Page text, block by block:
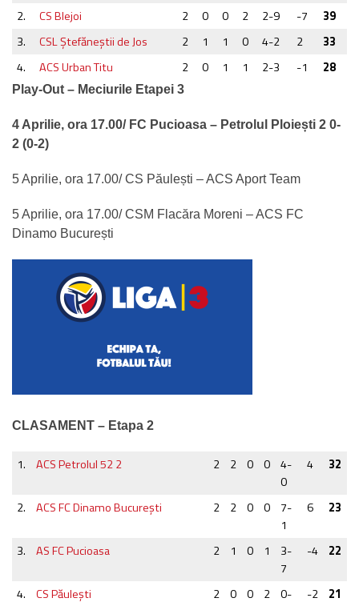
2.
CS Blejoi 2 0 0 2 2-9 -7
39
3.
CSL Ştefăneştii de Jos 2 1 1 0 4-2 2
33
4.
ACS Urban Titu 2 0 1 1 2-3 -1 28
Play-Out – Meciurile Etapei 3
4 Aprilie, ora 17.00/ FC Pucioasa – Petrolul Ploiești 2 0-
2 (0-2)
5 Aprilie, ora 17.00/ CS Păulești – ACS Aport Team
5 Aprilie, ora 17.00/ CSM Flacăra Moreni – ACS FC
Dinamo București
CLASAMENT – Etapa 2
1. ACS Petrolul 52 2 2 2 0 0
4-
0
4 32
2. ACS FC Dinamo Bucureşti 2 2 0 0
7-
1
6 23
3. AS FC Pucioasa 2 1 0 1
3-
7
-4 22
4. CS Păuleşti 2 0 0 2
0-
-2 21